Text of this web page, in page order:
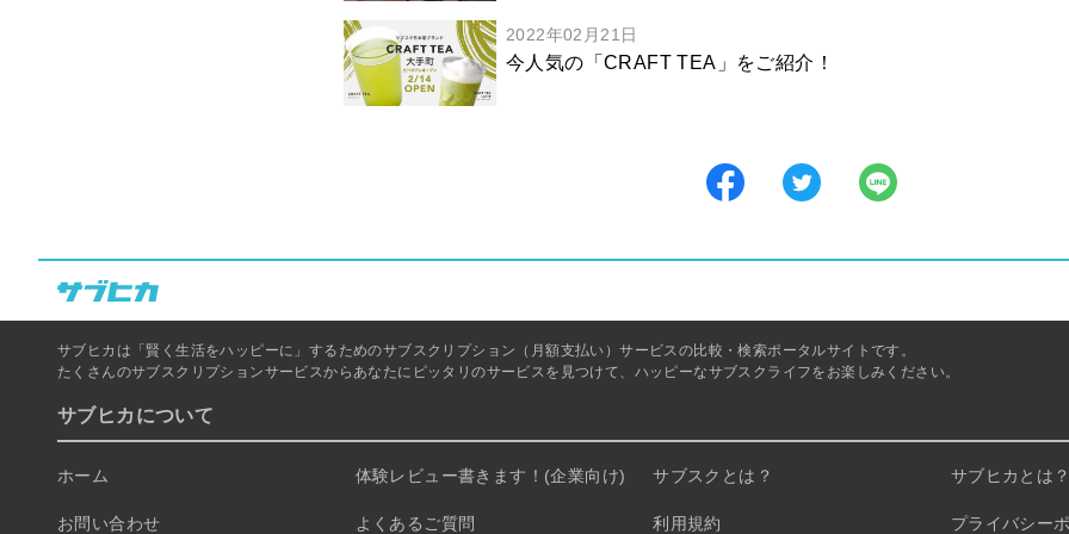
2022年02月21日
今人気の「CRAFT TEA」をご紹介！
サブヒカは「賢く生活をハッピーに」するためのサブスクリプション（月額支払い）サービスの比較・検索ポータルサイトです。
たくさんのサブスクリプションサービスからあなたにピッタリのサービスを見つけて、ハッピーなサブスクライフをお楽しみください。
サブヒカについて
ホーム 体験レビュー書きます！(企業向け) サブスクとは？ サブヒカとは？
お問い合わせ よくあるご質問 利用規約 プライバシー